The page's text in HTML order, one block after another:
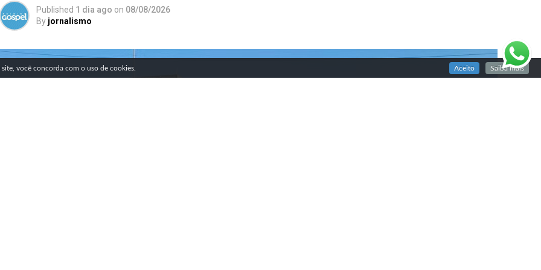
Published 1 dia ago on 08/08/2026
By jornalismo
você concorda com o uso de cookies. Aceito Saiba mais